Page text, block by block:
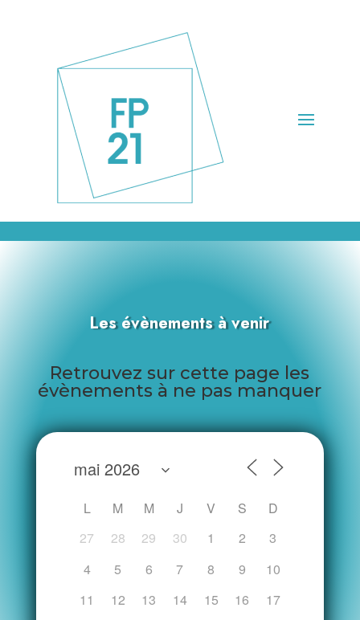
Les évènements à venir
Retrouvez sur cette page les
évènements à ne pas manquer
L M M J V S
D
27
28 29 30 1 2
3
4
5 6 7 8 9
10
11
12 13 14 15 16
17